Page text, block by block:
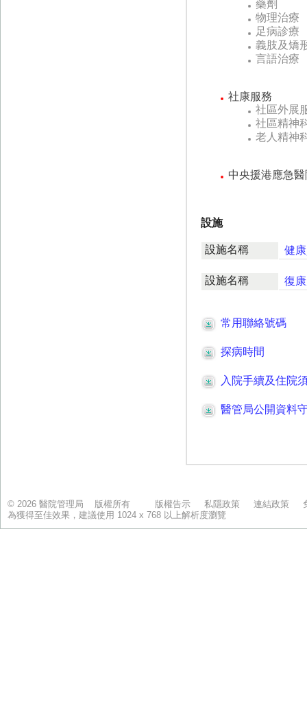
© 2026 醫院管理局 版權所有 版權告示 私隱政策 連結政策
為獲得至佳效果，建議使用 1024 x 768 以上解析度瀏覽